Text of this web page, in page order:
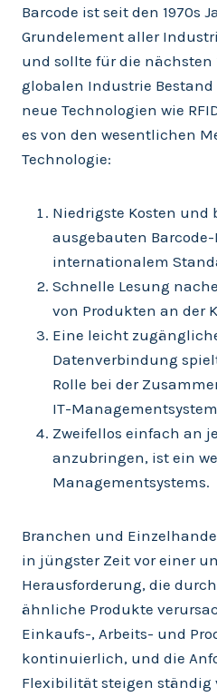
Barcode ist seit den 1970s
Grundelement aller
und sollte für die nächsten
globalen Industrie
neue Technologien wie
es von den wesentlichen
Technologie:
Niedrigste Kosten und
ausgebauten
internationalem
Schnelle Lesung
von Produkten an der
Eine leicht
Datenverbindung
Rolle bei der
IT-
Zweifellos einfach an
anzubringen, ist ein
Managementsystems.
Branchen und
in jüngster Zeit vor einer
Herausforderung, die
ähnliche Produkte
Einkaufs-, Arbeits- und
kontinuierlich, und die
Flexibilität steigen ständig